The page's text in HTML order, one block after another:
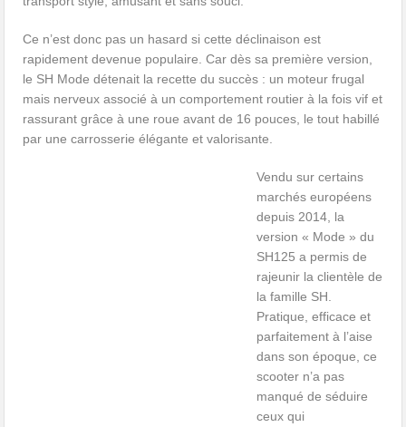
Ce n’est donc pas un hasard si cette déclinaison est
rapidement devenue populaire. Car dès sa première version,
le SH Mode détenait la recette du succès : un moteur frugal
mais nerveux associé à un comportement routier à la fois vif et
rassurant grâce à une roue avant de 16 pouces, le tout habillé
par une carrosserie élégante et valorisante.
Vendu sur certains
marchés européens
depuis 2014, la
version « Mode » du
SH125 a permis de
rajeunir la clientèle de
la famille SH.
Pratique, efficace et
parfaitement à l’aise
dans son époque, ce
scooter n’a pas
manqué de séduire
ceux qui